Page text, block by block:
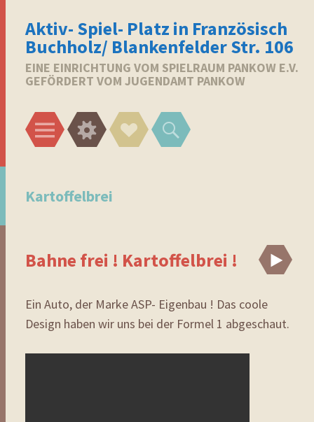
Aktiv- Spiel- Platz in Französisch
Buchholz/ Blankenfelder Str. 106
EINE EINRICHTUNG VOM SPIELRAUM PANKOW E.V.
GEFÖRDERT VOM JUGENDAMT PANKOW
Menü WidgetsSocial-
Links
Suchen
Kartoffelbrei
Bahne frei ! Kartoffelbrei !
Ein Auto, der Marke ASP- Eigenbau ! Das coole
Design haben wir uns bei der Formel 1 abgeschaut.